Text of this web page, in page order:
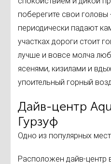
поберегите свои головы
периодически падают
участках дороги стоит
лучше и вовсе молча
ясенями, кизилами и
упоительный горный
Дайв-центр
Гурзуф
Одно из популярных
Расположен дайв-центр